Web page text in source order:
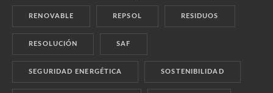
RENOVABLE REPSOL RESIDUOS
RESOLUCIÓN SAF
SEGURIDAD ENERGÉTICA SOSTENIBILIDAD